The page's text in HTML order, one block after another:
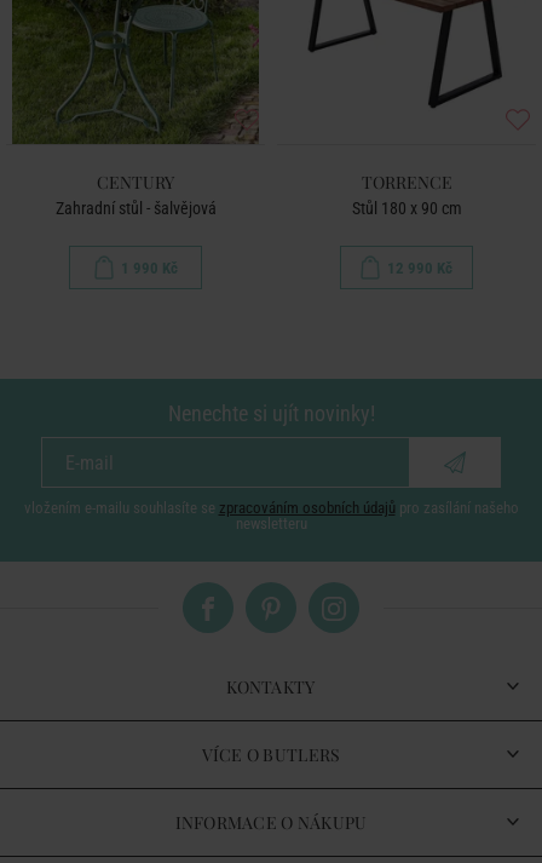
CENTURY
Zahradní stůl - šalvějová
1 990 Kč
TORRENCE
Stůl 180 x 90 cm
12 990 Kč
Nenechte si ujít novinky!
vložením e-mailu souhlasíte se zpracováním osobních údajů pro zasílání našeho
newsletteru
KONTAKTY
VÍCE O BUTLERS
INFORMACE O NÁKUPU